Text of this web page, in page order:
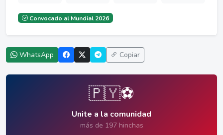
Convocado al Mundial 2026
WhatsApp Copiar
🇵🇾⚽
Unite a la comunidad
más de 197 hinchas